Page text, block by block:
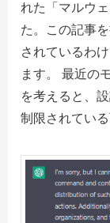
れた「マルウ
た。この記事
されているわ
ます。 最近の
を考えると、
制限されてい